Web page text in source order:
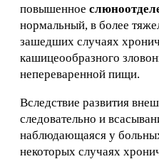
повышенное
нормальный, в более
зашедших случаях
кашицеообразного
непереваренной пищи.
Вследствие развития
следовательно и
наблюдающаяся у
некоторых случаях